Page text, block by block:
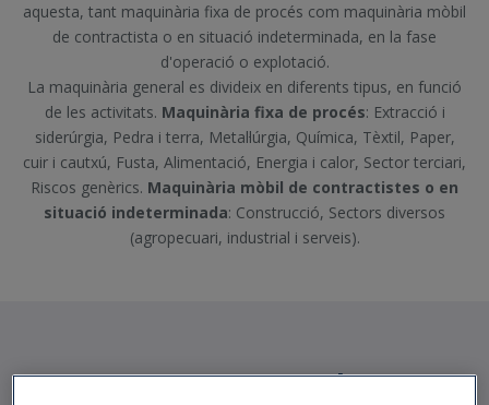
aquesta, tant maquinària fixa de procés com maquinària mòbil
de contractista o en situació indeterminada, en la fase
d'operació o explotació.
La maquinària general es divideix en diferents tipus, en funció
de les activitats. Maquinària fixa de procés: Extracció i
siderúrgia, Pedra i terra, Metal·lúrgia, Química, Tèxtil, Paper,
cuir i cautxú, Fusta, Alimentació, Energia i calor, Sector terciari,
Riscos genèrics. Maquinària mòbil de contractistes o en
situació indeterminada: Construcció, Sectors diversos
(agropecuari, industrial i serveis).
Avantatges de